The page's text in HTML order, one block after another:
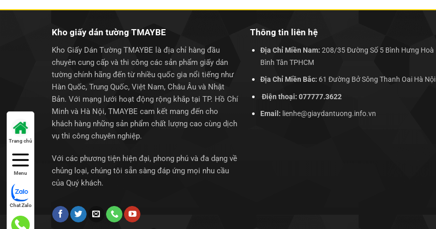
Kho giấy dán tường TMAYBE
Kho Giấy Dán Tường TMAYBE là địa chỉ hàng đầu
chuyên cung cấp và thi công các sản phẩm giấy dán
tường chính hãng đến từ nhiều quốc gia nổi tiếng như
Hàn Quốc, Trung Quốc, Việt Nam, Châu Âu và Nhật
Bản. Với mạng lưới hoạt động rộng khắp tại TP. Hồ Chí
Minh và Hà Nội, TMAYBE cam kết mang đến cho
khách hàng những sản phẩm chất lượng cao cùng dịch
vụ thi công chuyên nghiệp.
Với các phương tiện hiện đại, phong phú và đa dạng về
chủng loại, chúng tôi sẵn sàng đáp ứng mọi nhu cầu
của Quý khách.
Thông tin liên hệ
Địa Chỉ Miền Nam: 208/35 Đường Số 5 Bình Hưng Hoà
Bình Tân TPHCM
Địa Chỉ Miền Bắc: 61 Đường Bở Sông Thanh Oai Hà Nội
Điện thoại: 077777.3622
Email: lienhe@giaydantuong.info.vn
Trang chủ
Menu
Chat Zalo